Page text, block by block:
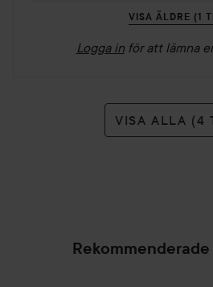
VISA ÄLDRE (1
Logga in för att lämna
VISA ALLA (4